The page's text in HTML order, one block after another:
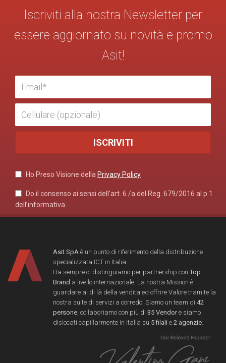
Iscriviti alla nostra Newsletter per
essere aggiornato su novità e promo
Asit!
Ho Preso Visione della Privacy Policy
Do il consenso ai sensi dell’art. 6 /a del Reg. 679/2016 al p.1
dell’informativa
Asit SpA è un punto di riferimento della distribuzione
specializzata ICT in Italia.
Da sempre ci distinguiamo per partnership con Top
Brand a livello internazionale. La nostra Mission è
guardare al di là della vendita ed offrire Valore tramite la
nostra suite di servizi a corredo. Siamo un team di 42
persone, collaboriamo con più di 35 Vendore siamo
dislocati capillarmente in Italia su 5 filali e 2 agenzie.